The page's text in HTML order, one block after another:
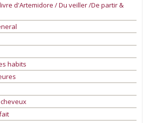
d'Artemidore / Du veiller /De partir &
habits